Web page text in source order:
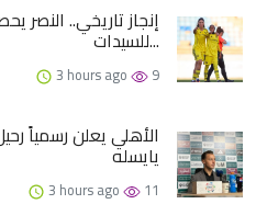
إنجاز تاريخي.. النصر
للسيدات...
3 hours ago 9
الأهلي يعلن رسمياً
يايسله
3 hours ago 11